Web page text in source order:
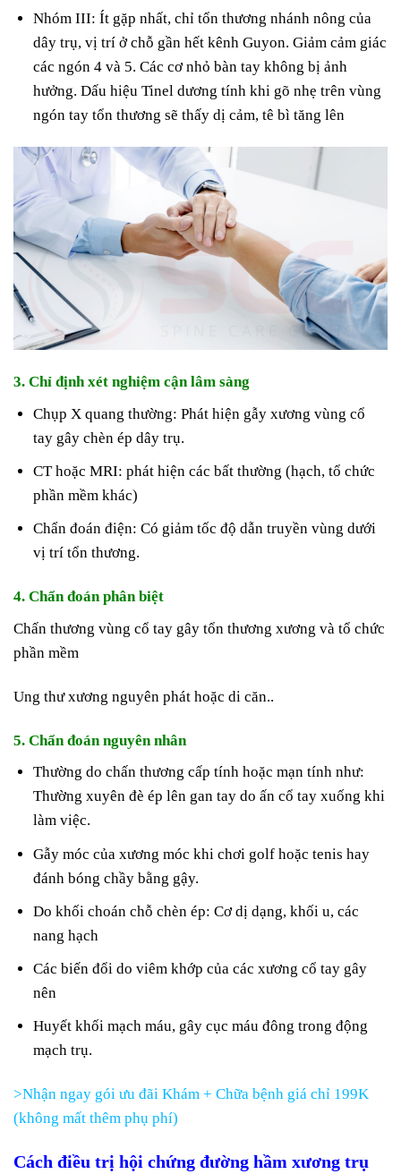
Nhóm III: Ít gặp nhất, chỉ tổn thương nhánh nông của
dây trụ, vị trí ở chỗ gần hết kênh Guyon. Giảm cảm giác
các ngón 4 và 5. Các cơ nhỏ bàn tay không bị ảnh
hưởng. Dấu hiệu Tinel dương tính khi gõ nhẹ trên vùng
ngón tay tổn thương sẽ thấy dị cảm, tê bì tăng lên
3. Chỉ định xét nghiệm cận lâm sàng
Chụp X quang thường: Phát hiện gẫy xương vùng cổ
tay gây chèn ép dây trụ.
CT hoặc MRI: phát hiện các bất thường (hạch, tổ chức
phần mềm khác)
Chẩn đoán điện: Có giảm tốc độ dẫn truyền vùng dưới
vị trí tổn thương.
4. Chẩn đoán phân biệt
Chấn thương vùng cổ tay gây tổn thương xương và tổ chức
phần mềm
Ung thư xương nguyên phát hoặc di căn..
5. Chẩn đoán nguyên nhân
Thường do chấn thương cấp tính hoặc mạn tính như:
Thường xuyên đè ép lên gan tay do ấn cổ tay xuống khi
làm việc.
Gẫy móc của xương móc khi chơi golf hoặc tenis hay
đánh bóng chầy bằng gậy.
Do khối choán chỗ chèn ép: Cơ dị dạng, khối u, các
nang hạch
Các biến đổi do viêm khớp của các xương cổ tay gây
nên
Huyết khối mạch máu, gây cục máu đông trong động
mạch trụ.
>Nhận ngay gói ưu đãi Khám + Chữa bệnh giá chỉ 199K
(không mất thêm phụ phí)
Cách điều trị hội chứng đường hầm xương trụ